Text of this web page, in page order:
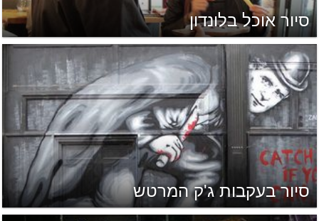
סיור אוכל בלונדון
סיור בעקבות ג'ק המרטש